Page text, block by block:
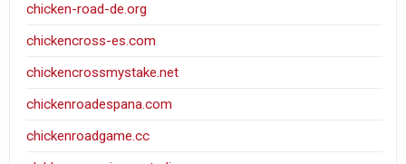
chicken-road-de.org
chickencross-es.com
chickencrossmystake.net
chickenroadespana.com
chickenroadgame.cc